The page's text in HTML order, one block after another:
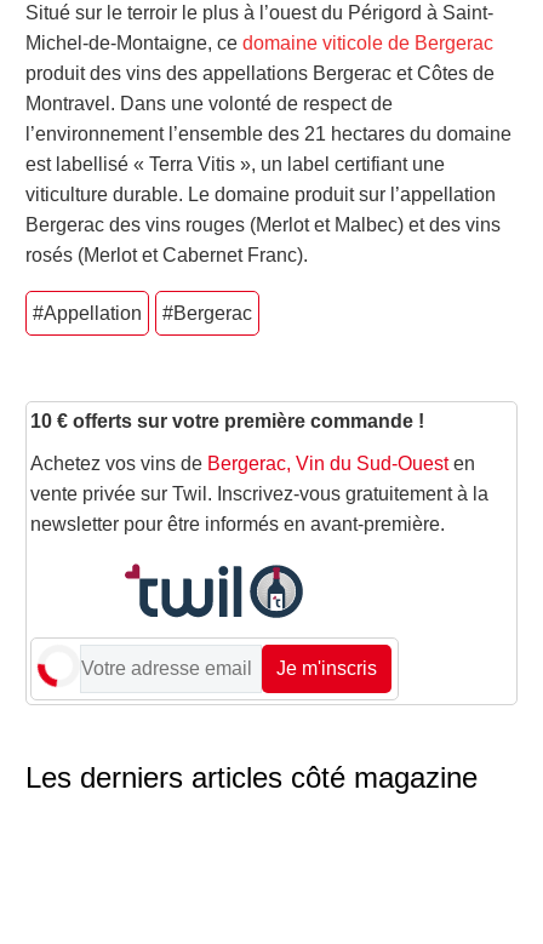
Situé sur le terroir le plus à l’ouest du Périgord à Saint-
Michel-de-Montaigne, ce domaine viticole de Bergerac
produit des vins des appellations Bergerac et Côtes de
Montravel. Dans une volonté de respect de
l’environnement l’ensemble des 21 hectares du domaine
est labellisé « Terra Vitis », un label certifiant une
viticulture durable. Le domaine produit sur l’appellation
Bergerac des vins rouges (Merlot et Malbec) et des vins
rosés (Merlot et Cabernet Franc).
#Appellation #Bergerac
10 € offerts sur votre première commande !
Achetez vos vins de Bergerac, Vin du Sud-Ouesten
vente privée sur Twil. Inscrivez-vous gratuitement à la
newsletter pour être informés en avant-première.
Je m'inscris
Les derniers articles côté magazine